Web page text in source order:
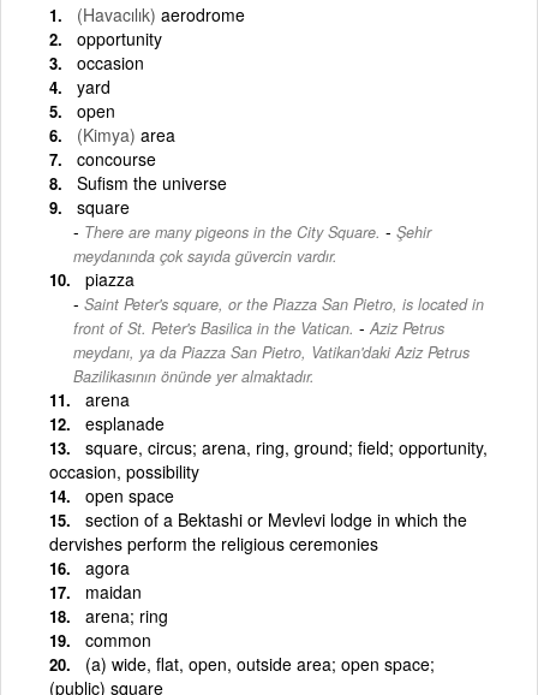
(Havacılık) aerodrome
opportunity
occasion
yard
open
(Kimya) area
concourse
Sufism the universe
square
There are many pigeons in the City Square. - Şehir
meydanında çok sayıda güvercin vardır.
piazza
Saint Peter's square, or the Piazza San Pietro, is located in
front of St. Peter's Basilica in the Vatican. - Aziz Petrus
meydanı, ya da Piazza San Pietro, Vatikan'daki Aziz Petrus
Bazilikasının önünde yer almaktadır.
arena
esplanade
square, circus; arena, ring, ground; field; opportunity,
occasion, possibility
open space
section of a Bektashi or Mevlevi lodge in which the
dervishes perform the religious ceremonies
agora
maidan
arena; ring
common
(a) wide, flat, open, outside area; open space;
(public) square